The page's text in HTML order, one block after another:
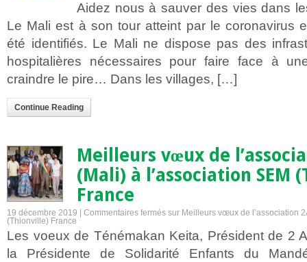
Aidez nous à sauver des vies dans
Le Mali est à son tour atteint par le coronavirus
été identifiés. Le Mali ne dispose pas des
hospitalières nécessaires pour faire face à
craindre le pire… Dans les villages, […]
Continue Reading
19 décembre 2019 | Commentaires fermés sur Meilleurs vœux de l’association
(Thionville) France
Meilleurs vœux de
(Mali) à l’association SEM
France
Les voeux de Ténémakan Keita, Président de 2
la Présidente de Solidarité Enfants du